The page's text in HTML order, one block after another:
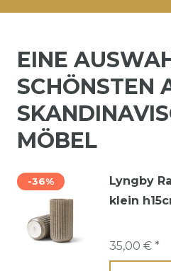
EINE
SCHÖNSTEN
MÖBEL
-36%
Lyngby
klein
35,00 € *